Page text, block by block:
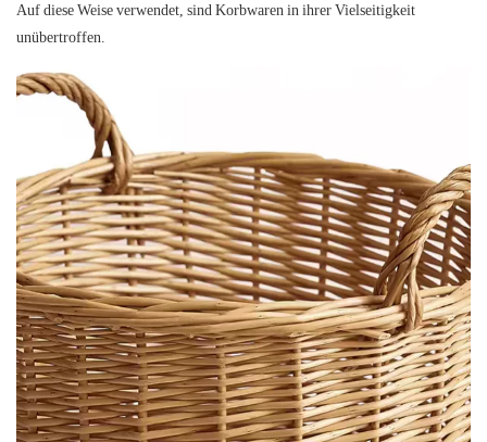
Auf diese Weise verwendet, sind Korbwaren in ihrer Vielseitigkeit
unübertroffen.